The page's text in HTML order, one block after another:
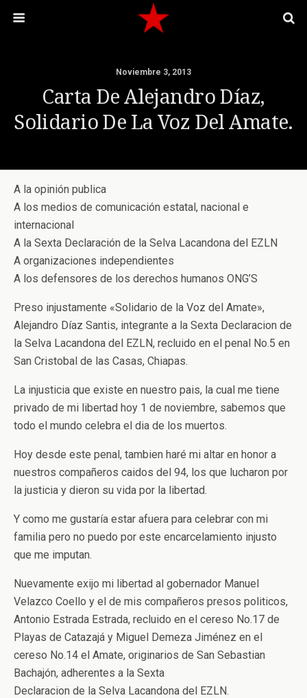
Noviembre 3, 2013
Carta De Alejandro Díaz,
Solidario De La Voz Del Amate.
A la opinión publica
A los medios de comunicación estatal, nacional e
internacional
A la Sexta Declaración de la Selva Lacandona del EZLN
A organizaciones independientes
A los defensores de los derechos humanos ONG’S
Preso injustamente «Solidario de la Voz del Amate»,
Alejandro Díaz Santis, integrante a la Sexta Declaracion de
la Selva Lacandona del EZLN, recluido en el penal No.5 en
San Cristobal de las Casas, Chiapas.
La injusticia que existe en nuestro pais, la cual me tiene
privado de mi libertad hoy 1 de noviembre, sabemos que
todo el mundo celebra el dia de los muertos.
Hoy desde este penal, tambien haré mi altar en honor a
nuestros compañeros caidos del 94, los que lucharon por
la justicia y dieron su vida por la libertad.
Y como me gustaría estar afuera para celebrar con mi
familia pero no puedo por este encarcelamiento injusto
que me imputan.
Nuevamente exijo mi libertad al gobernador Manuel
Velazco Coello y el de mis compañeros presos politicos,
Antonio Estrada Estrada, recluido en el cereso No.17 de
Playas de Catazajá y Miguel Demeza Jiménez en el
cereso No.14 el Amate, originarios de San Sebastian
Bachajón, adherentes a la Sexta
Declaracion de la Selva Lacandona del EZLN.